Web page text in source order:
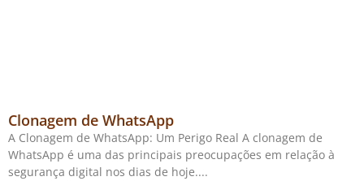
Clonagem de WhatsApp
A Clonagem de WhatsApp: Um Perigo Real A clonagem de
WhatsApp é uma das principais preocupações em relação à
segurança digital nos dias de hoje.